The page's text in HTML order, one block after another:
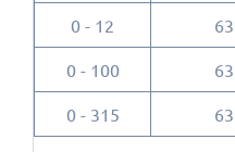
0 - 12 63
0 - 100 63
0 - 315 63